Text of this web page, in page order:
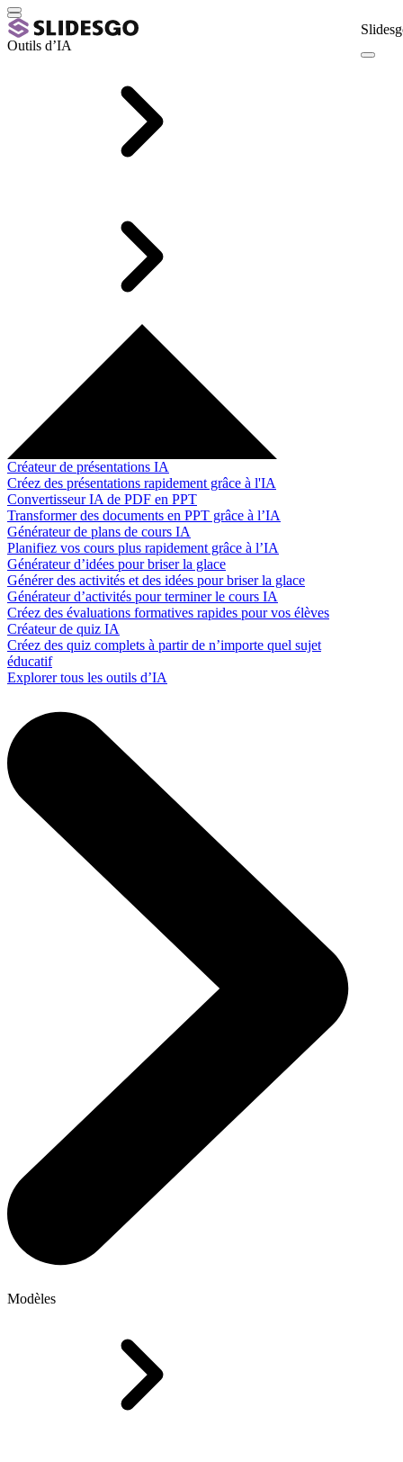
Outils d’IA
Créateur de présentations IA
Créez des présentations rapidement grâce à l'IA
Convertisseur IA de PDF en PPT
Transformer des documents en PPT grâce à l’IA
Générateur de plans de cours IA
Planifiez vos cours plus rapidement grâce à l’IA
Générateur d’idées pour briser la glace
Générer des activités et des idées pour briser la glace
Générateur d’activités pour terminer le cours IA
Créez des évaluations formatives rapides pour vos élèves
Créateur de quiz IA
Créez des quiz complets à partir de n’importe quel sujet
éducatif
Explorer tous les outils d’IA
Modèles